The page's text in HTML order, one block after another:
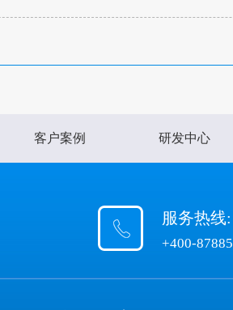
客户案例 研发中心
服务热线:
+400-